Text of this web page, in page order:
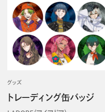
グッズ
トレーディング缶バッジ